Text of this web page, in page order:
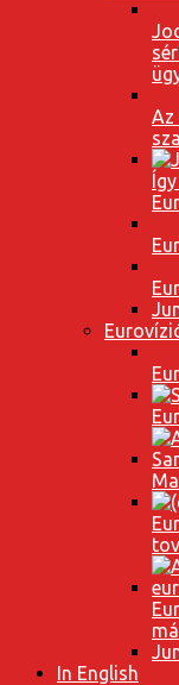
Az
In English